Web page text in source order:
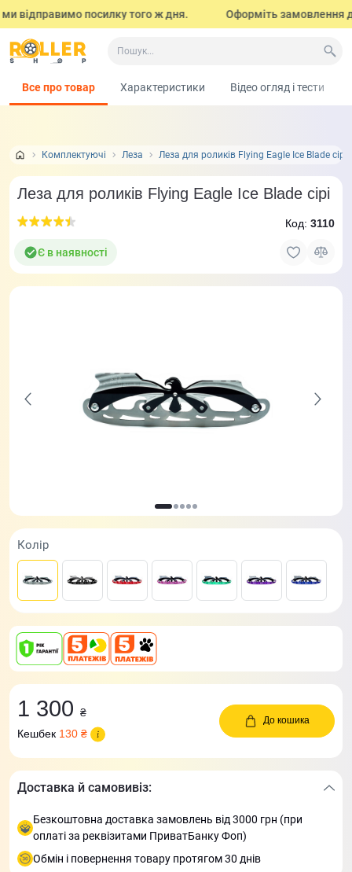
відправимо посилку того ж дня. Оформіть замовлення до
Комплектуючі Леза Леза для роликів Flying Eagle Ice Blade сірі
Все про товар Характеристики Відео огляд і тести
Леза для роликів Flying Eagle Ice Blade сірі
Є в наявності
Код: 3110
Колір
1 300 ₴
Кешбек 130 ₴
До кошика
Доставка й самовивіз:
Безкоштовна доставка замовлень від 3000 грн (при
оплаті за реквізитами ПриватБанку Фоп)
Обмін і повернення товару протягом 30 днів